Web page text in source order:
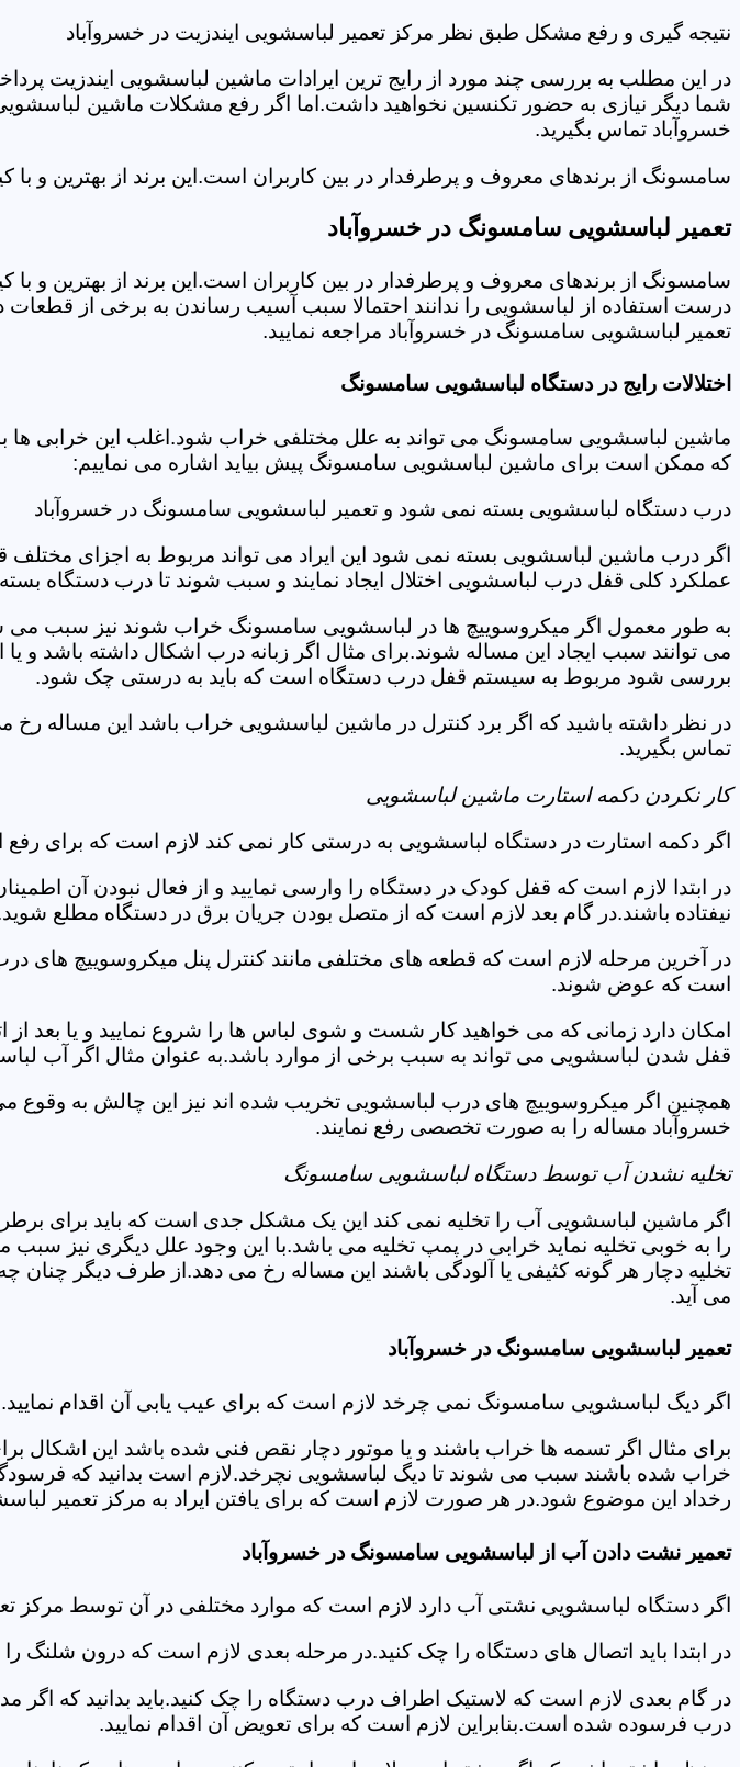
نتیجه گیری و رفع مشکل طبق نظر مرکز تعمیر لباسشویی ایندزیت در خسروآباد
در این مطلب به بررسی چند مورد از رایج ترین ایرادات ماشین لباسشویی ایندزیت
شما دیگر نیازی به حضور تکنسین نخواهید داشت.اما اگر رفع مشکلات ماشین
خسروآباد تماس بگیرید.
سامسونگ از برندهای معروف و پرطرفدار در بین کاربران است.این برند از بهترین و
تعمیر لباسشویی سامسونگ در خسروآباد
سامسونگ از برندهای معروف و پرطرفدار در بین کاربران است.این برند از بهترین
درست استفاده از لباسشویی را ندانند احتمالا سبب آسیب رساندن به برخی از
تعمیر لباسشویی سامسونگ در خسروآباد مراجعه نمایید.
اختلالات رایج در دستگاه لباسشویی سامسونگ
ماشین لباسشویی سامسونگ می تواند به علل مختلفی خراب شود.اغلب این خرابی ها
که ممکن است برای ماشین لباسشویی سامسونگ پیش بیاید اشاره می نماییم:
درب دستگاه لباسشویی بسته نمی شود و تعمیر لباسشویی سامسونگ در خسروآباد
اگر درب ماشین لباسشویی بسته نمی شود این ایراد می تواند مربوط به اجزای مختلف
عملکرد کلی قفل درب لباسشویی اختلال ایجاد نمایند و سبب شوند تا درب دستگاه
به طور معمول اگر میکروسوییچ ها در لباسشویی سامسونگ خراب شوند نیز سبب می
می توانند سبب ایجاد این مساله شوند.برای مثال اگر زبانه درب اشکال داشته باشد و
بررسی شود مربوط به سیستم قفل درب دستگاه است که باید به درستی چک شود.
در نظر داشته باشید که اگر برد کنترل در ماشین لباسشویی خراب باشد این مساله
تماس بگیرید.
کار نکردن دکمه استارت ماشین لباسشویی
اگر دکمه استارت در دستگاه لباسشویی به درستی کار نمی کند لازم است که برای
در ابتدا لازم است که قفل کودک در دستگاه را وارسی نمایید و از فعال نبودن آن
نیفتاده باشند.در گام بعد لازم است که از متصل بودن جریان برق در دستگاه مطلع
در آخرین مرحله لازم است که قطعه های مختلفی مانند کنترل پنل میکروسوییچ های
است که عوض شوند.
امکان دارد زمانی که می خواهید کار شست و شوی لباس ها را شروع نمایید و یا
قفل شدن لباسشویی می تواند به سبب برخی از موارد باشد.به عنوان مثال اگر آب
همچنین اگر میکروسوییچ های درب لباسشویی تخریب شده اند نیز این چالش به وقوع
خسروآباد مساله را به صورت تخصصی رفع نمایند.
تخلیه نشدن آب توسط دستگاه لباسشویی سامسونگ
اگر ماشین لباسشویی آب را تخلیه نمی کند این یک مشکل جدی است که باید برای
را به خوبی تخلیه نماید خرابی در پمپ تخلیه می باشد.با این وجود علل دیگری نیز
تخلیه دچار هر گونه کثیفی یا آلودگی باشند این مساله رخ می دهد.از طرف دیگر
می آید.
تعمیر لباسشویی سامسونگ در خسروآباد
اگر دیگ لباسشویی سامسونگ نمی چرخد لازم است که برای عیب یابی آن اقدام
برای مثال اگر تسمه ها خراب باشند و یا موتور دچار نقص فنی شده باشد این
خراب شده باشند سبب می شوند تا دیگ لباسشویی نچرخد.لازم است بدانید که
رخداد این موضوع شود.در هر صورت لازم است که برای یافتن ایراد به مرکز تعمیر
تعمیر نشت دادن آب از لباسشویی سامسونگ در خسروآباد
اگر دستگاه لباسشویی نشتی آب دارد لازم است که موارد مختلفی در آن توسط
در ابتدا باید اتصال های دستگاه را چک کنید.در مرحله بعدی لازم است که درون شلنگ
در گام بعدی لازم است که لاستیک اطراف درب دستگاه را چک کنید.باید بدانید که اگر
درب فرسوده شده است.بنابراین لازم است که برای تعویض آن اقدام نمایید.